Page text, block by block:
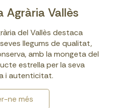
Agrària Vallès
del Vallès destaca
llegums de qualitat,
amb la mongeta del
estrella per la seva
i autenticitat.
ne més